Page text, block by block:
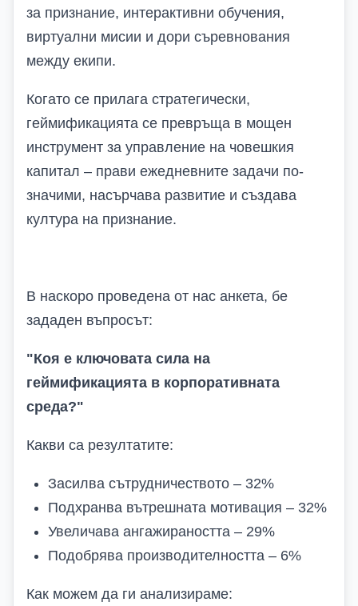
за признание, интерактивни обучения,
виртуални мисии и дори съревнования
между екипи.
Когато се прилага стратегически,
геймификацията се превръща в мощен
инструмент за управление на човешкия
капитал – прави ежедневните задачи по-
значими, насърчава развитие и създава
култура на признание.
В наскоро проведена от нас анкета, бе
зададен въпросът:
"Коя е ключовата сила на
геймификацията в корпоративната
среда?"
Какви са резултатите:
Засилва сътрудничеството – 32%
Подхранва вътрешната мотивация – 32%
Увеличава ангажираността – 29%
Подобрява производителността – 6%
Как можем да ги анализираме: